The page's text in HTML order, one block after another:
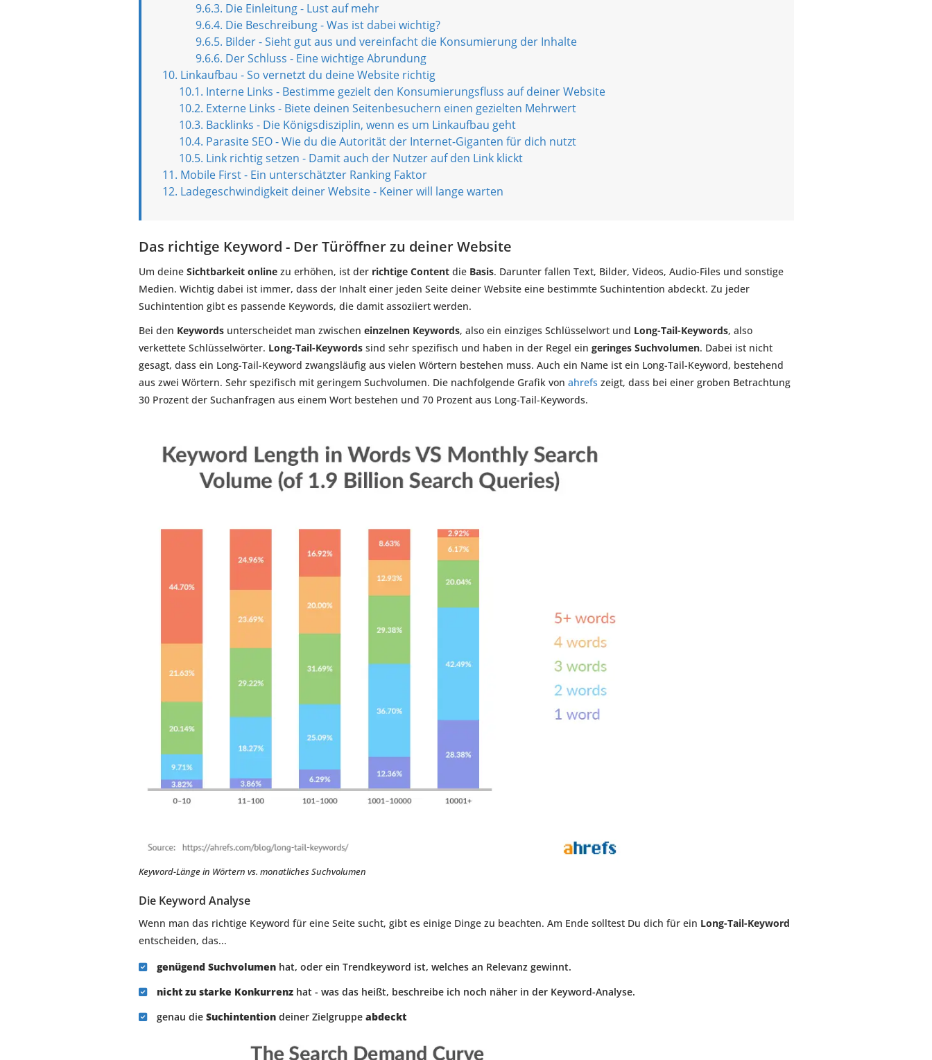
Die Einleitung - Lust auf mehr
Die Beschreibung - Was ist dabei wichtig?
Bilder - Sieht gut aus und vereinfacht die Konsumierung der Inhalte
Der Schluss - Eine wichtige Abrundung
Linkaufbau - So vernetzt du deine Website richtig
Interne Links - Bestimme gezielt den Konsumierungsfluss auf deiner Website
Externe Links - Biete deinen Seitenbesuchern einen gezielten Mehrwert
Backlinks - Die Königsdisziplin, wenn es um Linkaufbau geht
Parasite SEO - Wie du die Autorität der Internet-Giganten für dich nutzt
Link richtig setzen - Damit auch der Nutzer auf den Link klickt
Mobile First - Ein unterschätzter Ranking Faktor
Ladegeschwindigkeit deiner Website - Keiner will lange warten
Das richtige Keyword - Der Türöffner zu deiner Website
Um deine Sichtbarkeit onlinezu erhöhen, ist der richtige Contentdie Basis. Darunter fallen Text, Bilder, Videos, Audio-Files und sonstige
Medien. Wichtig dabei ist immer, dass der Inhalt einer jeden Seite deiner Website eine bestimmte Suchintention abdeckt. Zu jeder
Suchintention gibt es passende Keywords, die damit assoziiert werden.
Bei den Keywordsunterscheidet man zwischen einzelnen Keywords, also ein einziges Schlüsselwort und Long-Tail-Keywords, also
verkettete Schlüsselwörter. Long-Tail-Keywordssind sehr spezifisch und haben in der Regel ein geringes Suchvolumen. Dabei ist nicht
gesagt, dass ein Long-Tail-Keyword zwangsläufig aus vielen Wörtern bestehen muss. Auch ein Name ist ein Long-Tail-Keyword, bestehend
aus zwei Wörtern. Sehr spezifisch mit geringem Suchvolumen. Die nachfolgende Grafik von ahrefs zeigt, dass bei einer groben Betrachtung
30 Prozent der Suchanfragen aus einem Wort bestehen und 70 Prozent aus Long-Tail-Keywords.
Keyword-Länge in Wörtern vs. monatliches Suchvolumen
Die Keyword Analyse
Wenn man das richtige Keyword für eine Seite sucht, gibt es einige Dinge zu beachten. Am Ende solltest Du dich für ein Long-Tail-Keyword
entscheiden, das...
genügend Suchvolumenhat, oder ein Trendkeyword ist, welches an Relevanz gewinnt.
nicht zu starke Konkurrenzhat - was das heißt, beschreibe ich noch näher in der Keyword-Analyse.
genau die Suchintentiondeiner Zielgruppe abdeckt